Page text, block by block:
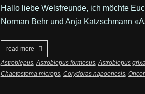
Hallo liebe Welsfreunde, ich möchte
Norman Behr und Anja Katzschmann
read more
Astroblepus,Astroblepus formosus,Astroblepus
Chaetostoma microps, Corydoras napoenesis,